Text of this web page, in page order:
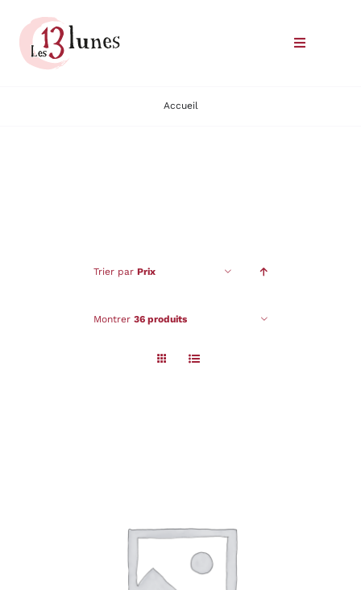
contenu
Toggle
Accueil
Trier par Prix
Montrer 36 produits
DÉTAILS